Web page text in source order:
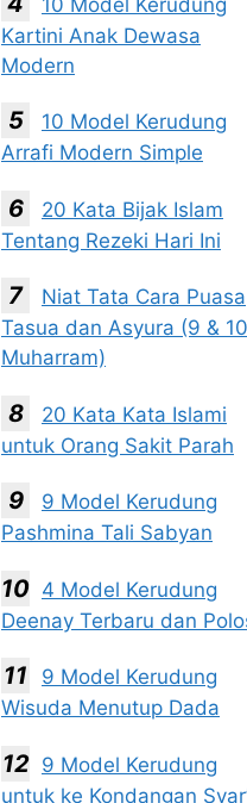
Kartini Anak Dewasa
Modern
10 Model Kerudung
Arrafi Modern Simple
20 Kata Bijak Islam
Tentang Rezeki Hari Ini
Niat Tata Cara Puasa
Tasua dan Asyura (9 & 10
Muharram)
20 Kata Kata Islami
untuk Orang Sakit Parah
9 Model Kerudung
Pashmina Tali Sabyan
4 Model Kerudung
Deenay Terbaru dan
9 Model Kerudung
Wisuda Menutup Dada
9 Model Kerudung
untuk ke Kondangan